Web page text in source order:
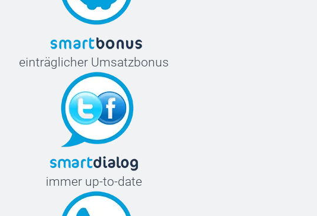
einträglicher Umsatzbonus
immer up-to-date